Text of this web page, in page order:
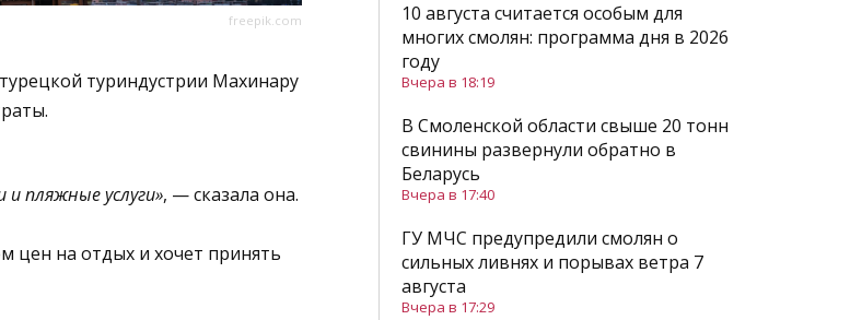
freepik.com
туриндустрии Махинару
пляжные услуги», — сказала она.
цен на отдых и хочет принять
10 августа считается особым для
многих смолян: программа дня в 2026
году
Вчера в 18:19
В Смоленской области свыше 20 тонн
свинины развернули обратно в
Беларусь
Вчера в 17:40
ГУ МЧС предупредили смолян о
сильных ливнях и порывах ветра 7
августа
Вчера в 17:29